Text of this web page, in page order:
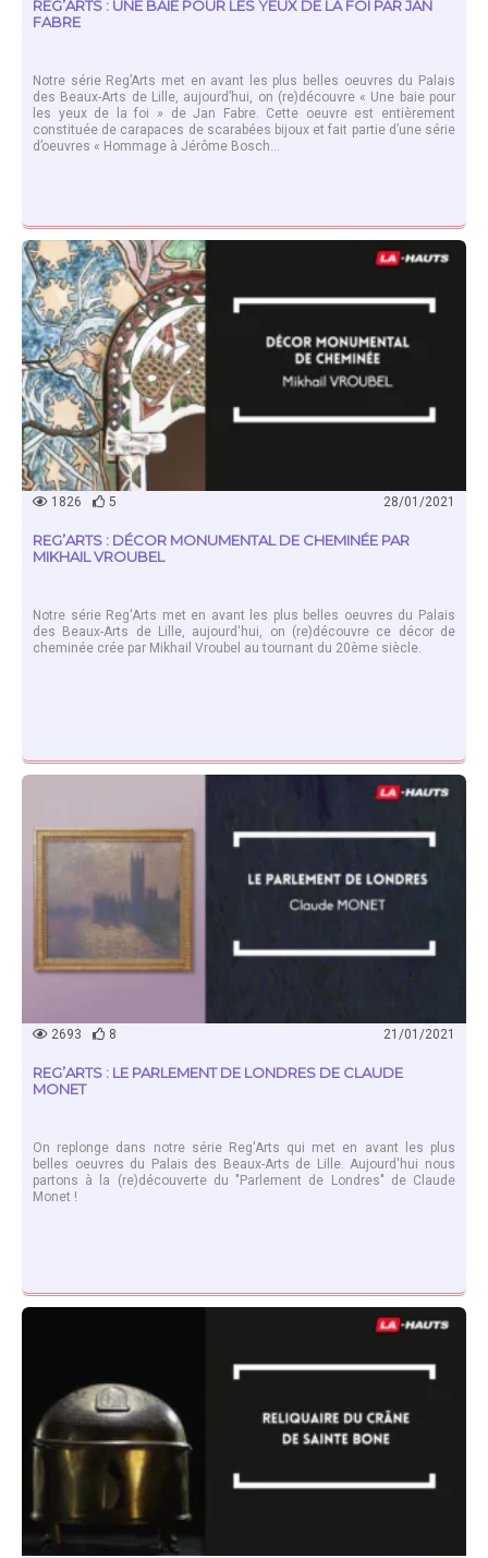
REG’ARTS : UNE BAIE POUR LES YEUX DE LA FOI PAR JAN
FABRE
Notre série Reg’Arts met en avant les plus belles oeuvres du Palais
des Beaux-Arts de Lille, aujourd’hui, on (re)découvre « Une baie pour
les yeux de la foi » de Jan Fabre. Cette oeuvre est entièrement
constituée de carapaces de scarabées bijoux et fait partie d’une série
d’oeuvres « Hommage à Jérôme Bosch...
EN SAVOIR PLUS
1826 5 28/01/2021
REG’ARTS : DÉCOR MONUMENTAL DE CHEMINÉE PAR
MIKHAIL VROUBEL
Notre série Reg'Arts met en avant les plus belles oeuvres du Palais
des Beaux-Arts de Lille, aujourd'hui, on (re)découvre ce décor de
cheminée crée par Mikhail Vroubel au tournant du 20ème siècle.
2693 8 21/01/2021
REG’ARTS : LE PARLEMENT DE LONDRES DE CLAUDE
MONET
On replonge dans notre série Reg'Arts qui met en avant les plus
belles oeuvres du Palais des Beaux-Arts de Lille. Aujourd'hui nous
partons à la (re)découverte du "Parlement de Londres" de Claude
Monet !